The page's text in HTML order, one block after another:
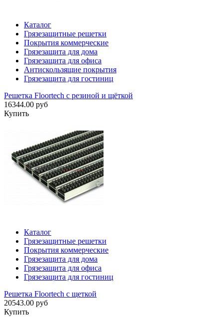
Каталог
Грязезащитные решетки
Покрытия коммерческие
Грязезащита для дома
Грязезащита для офиса
Антискользящие покрытия
Грязезащита для гостиниц
Решетка Floortech с резиной и щёткой
16344.00 руб
Купить
Каталог
Грязезащитные решетки
Покрытия коммерческие
Грязезащита для дома
Грязезащита для офиса
Грязезащита для гостиниц
Решетка Floortech с щеткой
20543.00 руб
Купить